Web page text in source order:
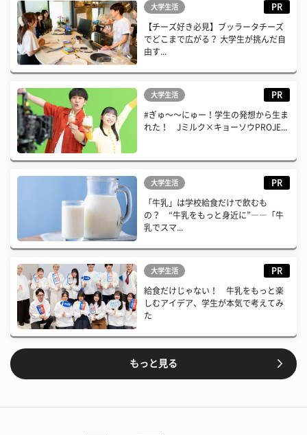
大学生活 PR
【チーズ好き必見】ブッラータチーズ
でどこまで広がる？ 大学生が挑んだ自
由す...
大学生活 PR
#ぎゅ〜〜にゅー！学生の発想から生ま
れた！ Jミルク×キョーソウPROJE...
大学生活 PR
「牛乳」は学校給食だけで飲むも
の？ “牛乳をもっと身近に”――「牛
乳でスマ...
大学生活 PR
給食だけじゃない！ 牛乳をもっと楽
しむアイデア、学生が本気で考えてみ
た
もっと見る